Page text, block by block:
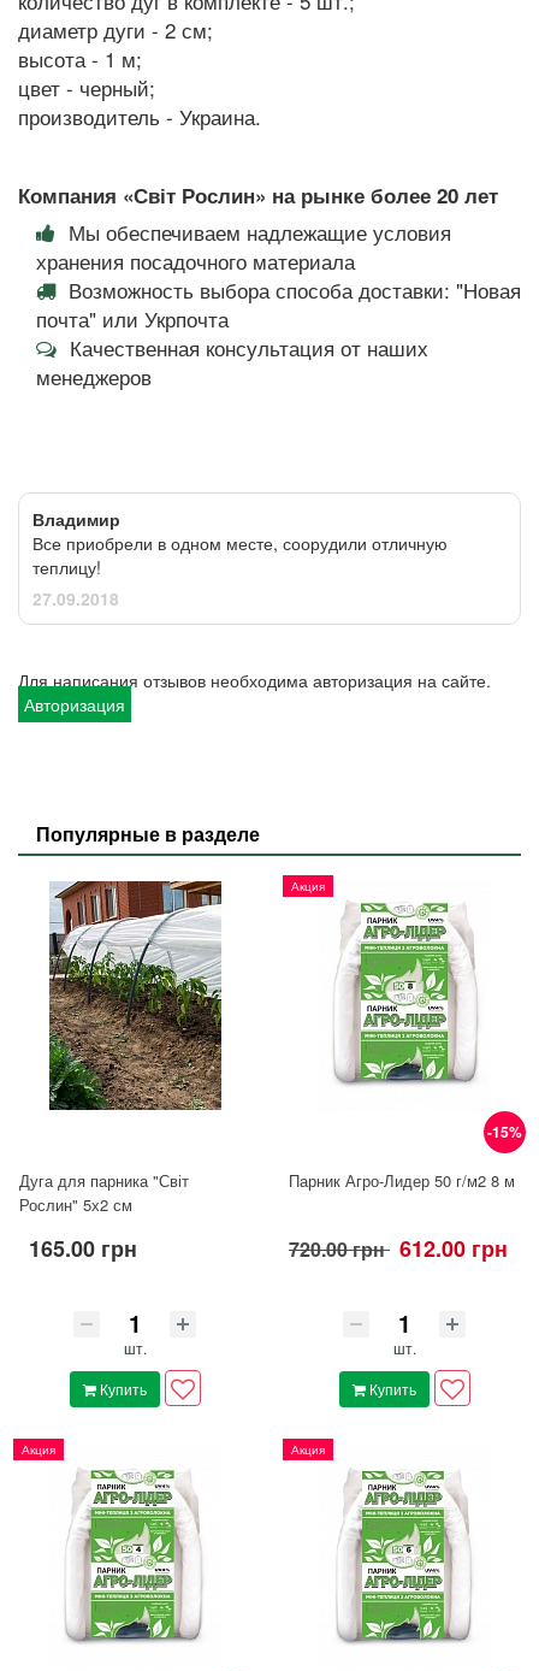
диаметр дуги - 2 см;
высота - 1 м;
цвет - черный;
производитель - Украина.
Компания «Світ Рослин» на рынке более 20 лет
Мы обеспечиваем надлежащие условия
хранения посадочного материала
Возможность выбора способа доставки: "Новая
почта" или Укрпочта
Качественная консультация от наших
менеджеров
Владимир
Все приобрели в одном месте, соорудили отличную
теплицу!
27.09.2018
Для написания отзывов необходима авторизация на сайте.
Авторизация
Популярные в разделе
Дуга для парника "Світ
Рослин" 5х2 см
165.00 грн
шт.
Купить
-15%
Акция
Парник Агро-Лидер 50 г/м2 8 м
720.00 грн 612.00 грн
шт.
Купить
Акция Акция